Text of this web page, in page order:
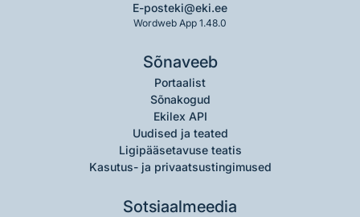
E-posteki@eki.ee
Wordweb App 1.48.0
Sõnaveeb
Portaalist
Sõnakogud
Ekilex API
Uudised ja teated
Ligipääsetavuse teatis
Kasutus- ja privaatsustingimused
Sotsiaalmeedia